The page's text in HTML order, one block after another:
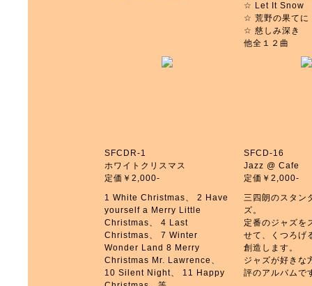
☆ Let It Snow
☆ 荒野の果てに
☆ 慈しみ深き
他全１２曲
SFCDR-1
ホワイトクリスマス
定価￥2,000-
1 White Christmas、 2 Have
yourself a Merry Little
Christmas、 4 Last
Christmas、 7 Winter
Wonder Land 8 Merry
Christmas Mr. Lawrence、
10 Silent Night、 11 Happy
SFCD-16
Jazz @ Cafe
定価￥2,000-
三四朗のスタン
ズ。
定番のジャズを
せて、くつろげ
創造します。
ジャズが好きな
評のアルバムで